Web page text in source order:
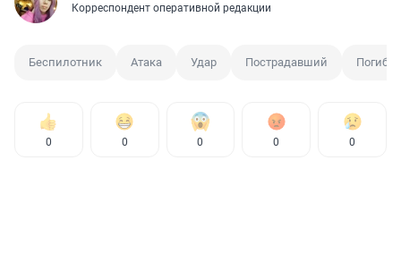
Корреспондент оперативной редакции
Беспилотник Атака Удар Пострадавший
0 0 0 0 0